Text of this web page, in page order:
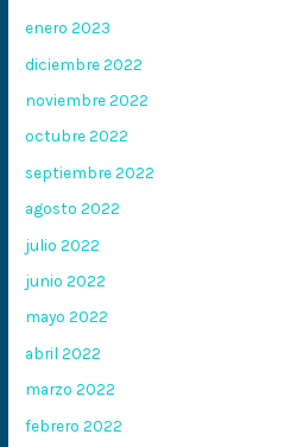
enero 2023
diciembre 2022
noviembre 2022
octubre 2022
septiembre 2022
agosto 2022
julio 2022
junio 2022
mayo 2022
abril 2022
marzo 2022
febrero 2022